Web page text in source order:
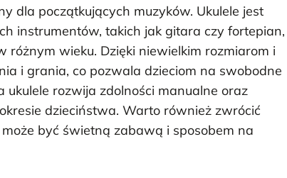
dla początkujących muzyków. Ukulele jest
instrumentów, takich jak gitara czy fortepian,
wieku. Dzięki niewielkim rozmiarom i
i grania, co pozwala dzieciom na swobodne
rozwija zdolności manualne oraz
dzieciństwa. Warto również zwrócić
być świetną zabawą i sposobem na